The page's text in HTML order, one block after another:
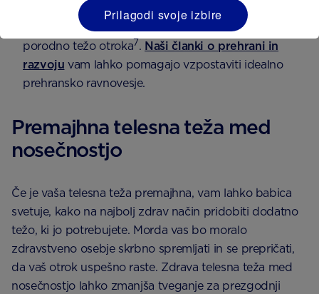
običajne uravnotežene prehrane varno in
učinkovito ter nima posledičnih učinkov na
porodno težo otroka7. Naši članki o prehrani in
razvoju vam lahko pomagajo vzpostaviti idealno
prehransko ravnovesje.
Premajhna telesna teža med
nosečnostjo
Če je vaša telesna teža premajhna, vam lahko babica
svetuje, kako na najbolj zdrav način pridobiti dodatno
težo, ki jo potrebujete. Morda vas bo moralo
zdravstveno osebje skrbno spremljati in se prepričati,
da vaš otrok uspešno raste. Zdrava telesna teža med
nosečnostjo lahko zmanjša tveganje za prezgodnji
Prilagodi svoje izbire